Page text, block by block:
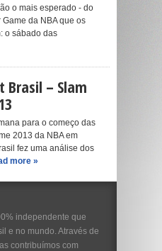
o mais esperado - do
da NBA que os
o sábado das
Brasil – Slam
para o começo das
2013 da NBA em
fez uma análise dos
more »
independente que
e no mundo. Através de
contribuímos com